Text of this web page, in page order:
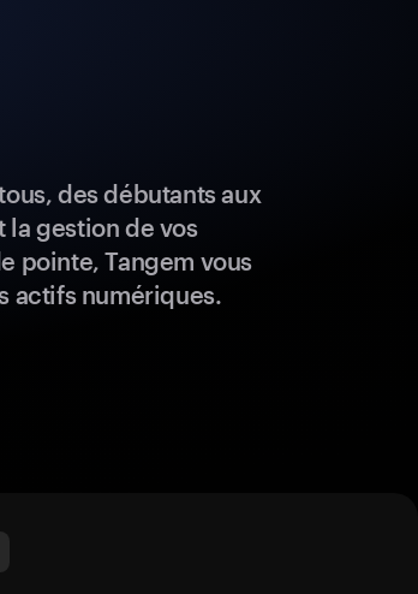
des débutants aux
gestion de vos
pointe, Tangem vous
actifs numériques.